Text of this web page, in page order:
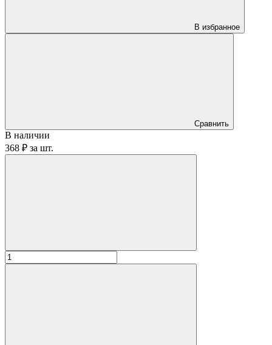
В избранное
Сравнить
В наличии
368 ₽ за шт.